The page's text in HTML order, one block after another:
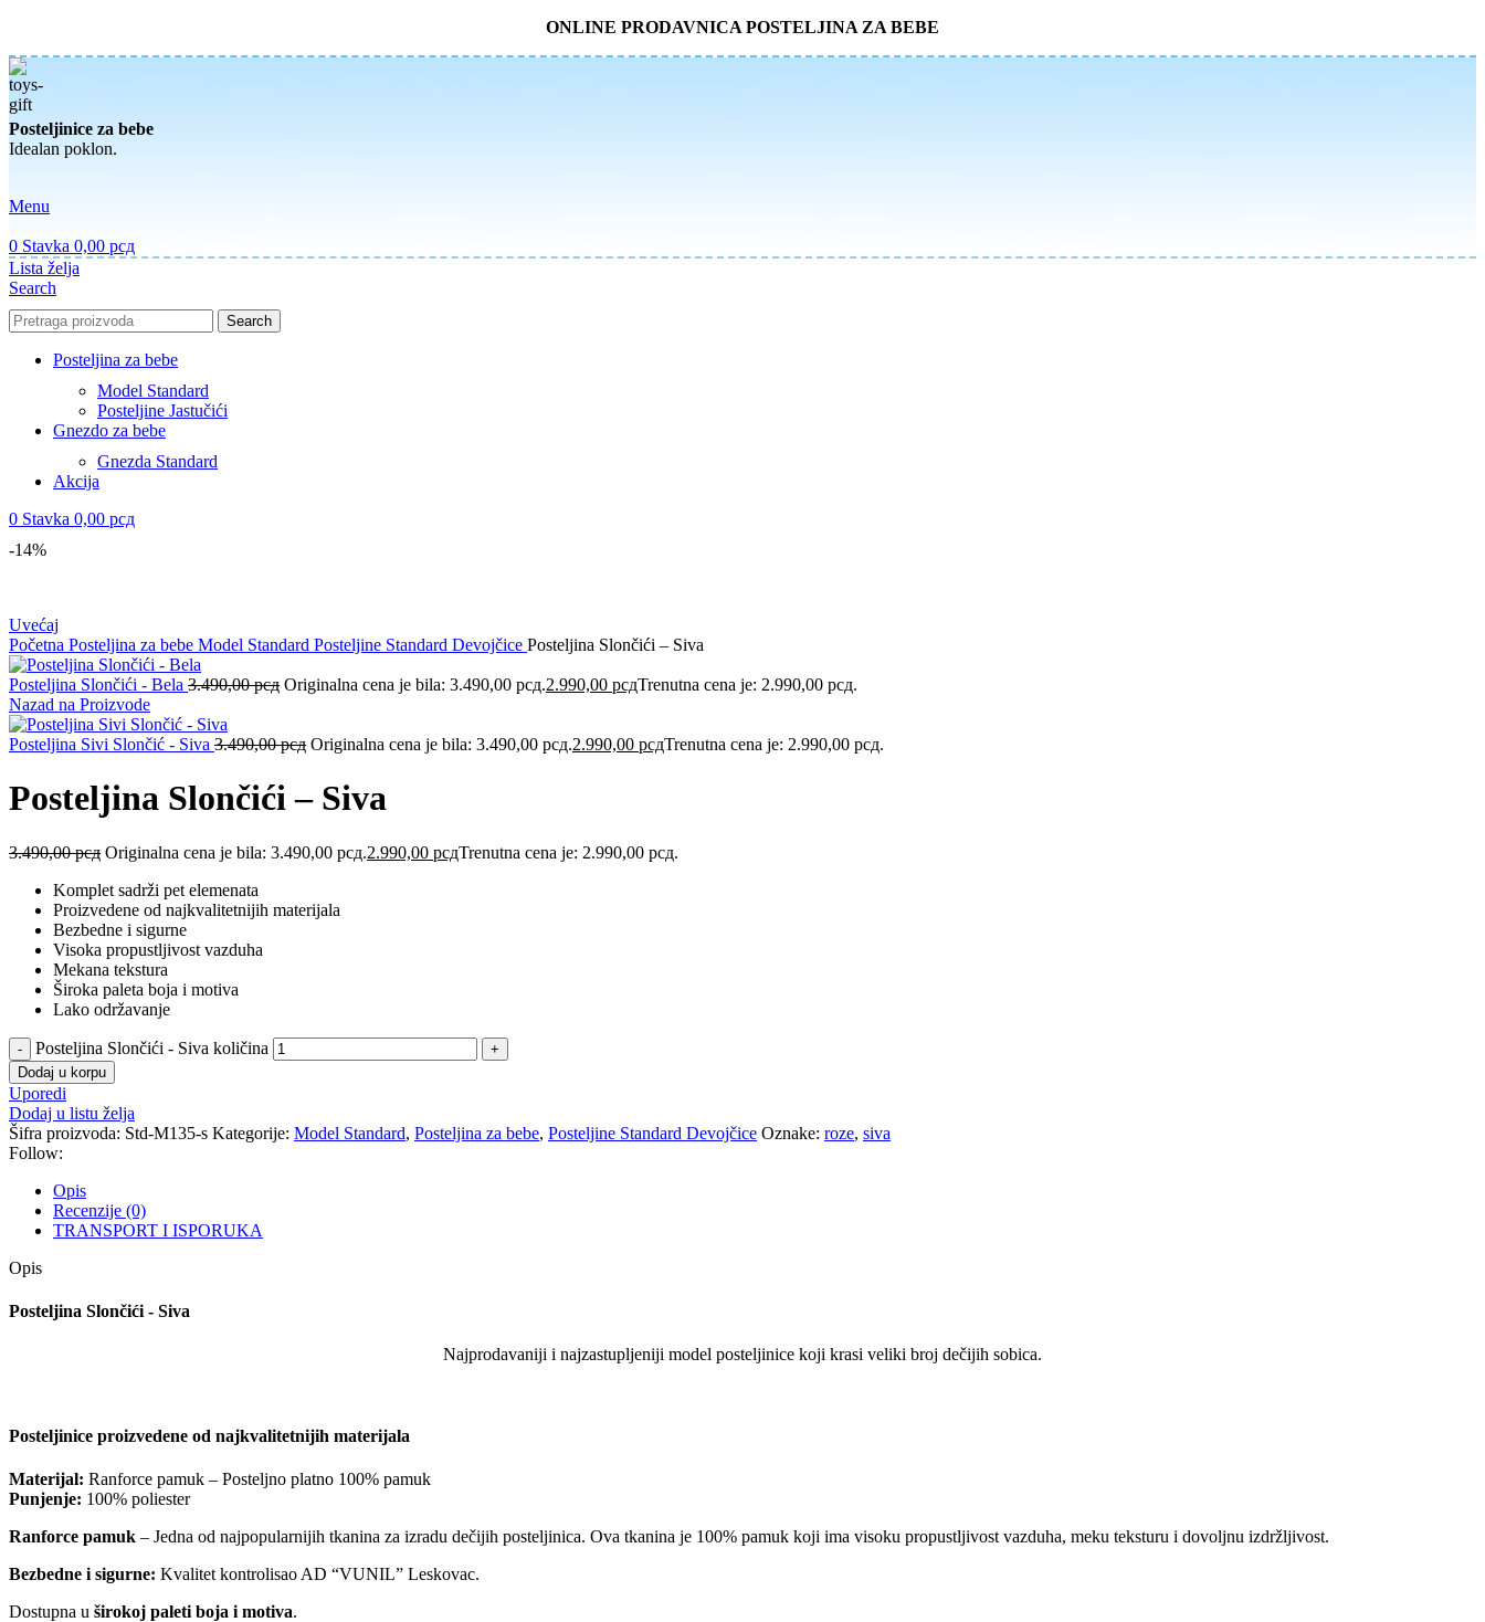
ONLINE PRODAVNICA POSTELJINA ZA BEBE
Posteljinice za bebe
Idealan poklon.
Menu
0 Stavka 0,00 рсд
Lista želja
Search
Search
Posteljina za bebe
Model Standard
Posteljine Jastučići
Gnezdo za bebe
Gnezda Standard
Akcija
0 Stavka 0,00 рсд
-14%
Uvećaj
Početna Posteljina za bebe Model Standard Posteljine Standard Devojčice Posteljina Slončići – Siva
Posteljina Slončići - Bela 3.490,00рсд Originalna cena je bila: 3.490,00 рсд.2.990,00 рсдTrenutna cena je: 2.990,00 рсд.
Nazad na Proizvode
Posteljina Sivi Slončić - Siva 3.490,00рсд Originalna cena je bila: 3.490,00 рсд.2.990,00 рсдTrenutna cena je: 2.990,00 рсд.
Posteljina Slončići – Siva
3.490,00рсд Originalna cena je bila: 3.490,00 рсд.2.990,00 рсдTrenutna cena je: 2.990,00 рсд.
Komplet sadrži pet elemenata
Proizvedene od najkvalitetnijih materijala
Bezbedne i sigurne
Visoka propustljivost vazduha
Mekana tekstura
Široka paleta boja i motiva
Lako održavanje
Posteljina Slončići - Siva količina
Dodaj u korpu
Uporedi
Dodaj u listu želja
Šifra proizvoda: Std-M135-s Kategorije: Model Standard, Posteljina za bebe, Posteljine Standard Devojčice Oznake: roze, siva
Follow:
Opis
Recenzije (0)
TRANSPORT I ISPORUKA
Opis
Posteljina Slončići - Siva
Najprodavaniji i najzastupljeniji model posteljinice koji krasi veliki broj dečijih sobica.
Posteljinice proizvedene od najkvalitetnijih materijala
Materijal: Ranforce pamuk – Posteljno platno 100% pamuk
Punjenje: 100% poliester
Ranforce pamuk – Jedna od najpopularnijih tkanina za izradu dečijih posteljinica. Ova tkanina je 100% pamuk koji ima visoku propustljivost vazduha, meku teksturu i dovoljnu izdržljivost.
Bezbedne i sigurne: Kvalitet kontrolisao AD “VUNIL” Leskovac.
Dostupna u širokoj paleti boja i motiva.